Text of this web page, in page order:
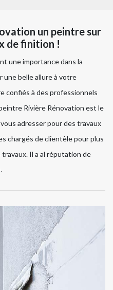
un peintre sur
de finition !
une importance dans la
une belle allure à votre
confiés à des professionnels
Rivière Rénovation est le
adresser pour des travaux
chargés de clientèle pour plus
Il a al réputation de